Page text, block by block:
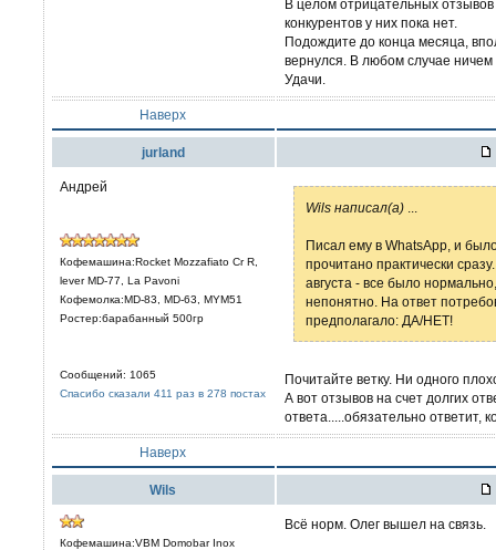
В целом отрицательных
конкурентов у них пока нет.
Подождите до конца месяца,
вернулся. В любом случае
Удачи.
Наверх
jurland
Андрей
Кофемашина:Rocket Mozzafiato Cr R,
lever MD-77, La Pavoni
Кофемолка:MD-83, MD-63, MYM51
Ростер:барабанный 500гр
Сообщений: 1065
Спасибо сказали 411 раз в 278 постах
Wils написал(а)
Писал ему в WhatsApp, и
прочитано практически
августа - все было
непонятно. На ответ
предполагало: ДА/НЕТ!
Почитайте ветку. Ни одного
А вот отзывов на счет долгих
ответа.....обязательно ответит,
Наверх
Wils
Кофемашина:VBM Domobar Inox
Всё норм. Олег вышел на связь.